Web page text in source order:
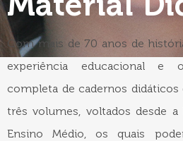
Com mais de 70 anos de
experiência educacional e
completa de cadernos
três volumes, voltados desde
Ensino Médio, os quais